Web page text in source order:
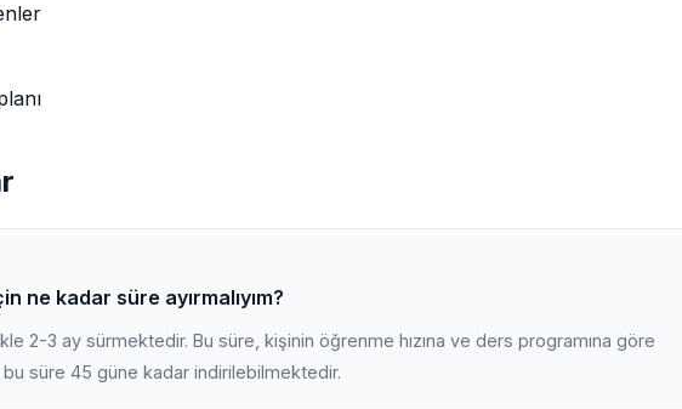
ne kadar süre ayırmalıyım?
2-3 ay sürmektedir. Bu süre, kişinin öğrenme hızına ve ders programına göre
süre 45 güne kadar indirilebilmektedir.